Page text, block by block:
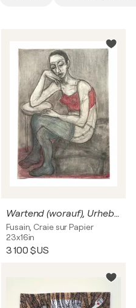
Wartend (worauf), Urheberrecht Katharina Kretschmer
Fusain, Craie sur Papier
23x16in
3 100 $US